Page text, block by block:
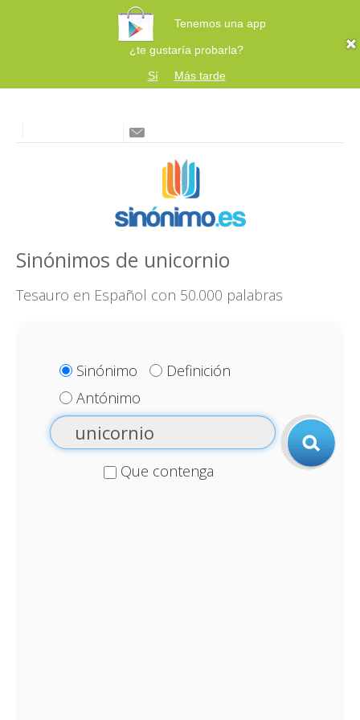
Tenemos una app
¿te gustaría probarla?
Sí
Más tarde
Sinónimos de unicornio
Tesauro en Español con 50.000 palabras
Sinónimo
Definición
Antónimo
Que contenga